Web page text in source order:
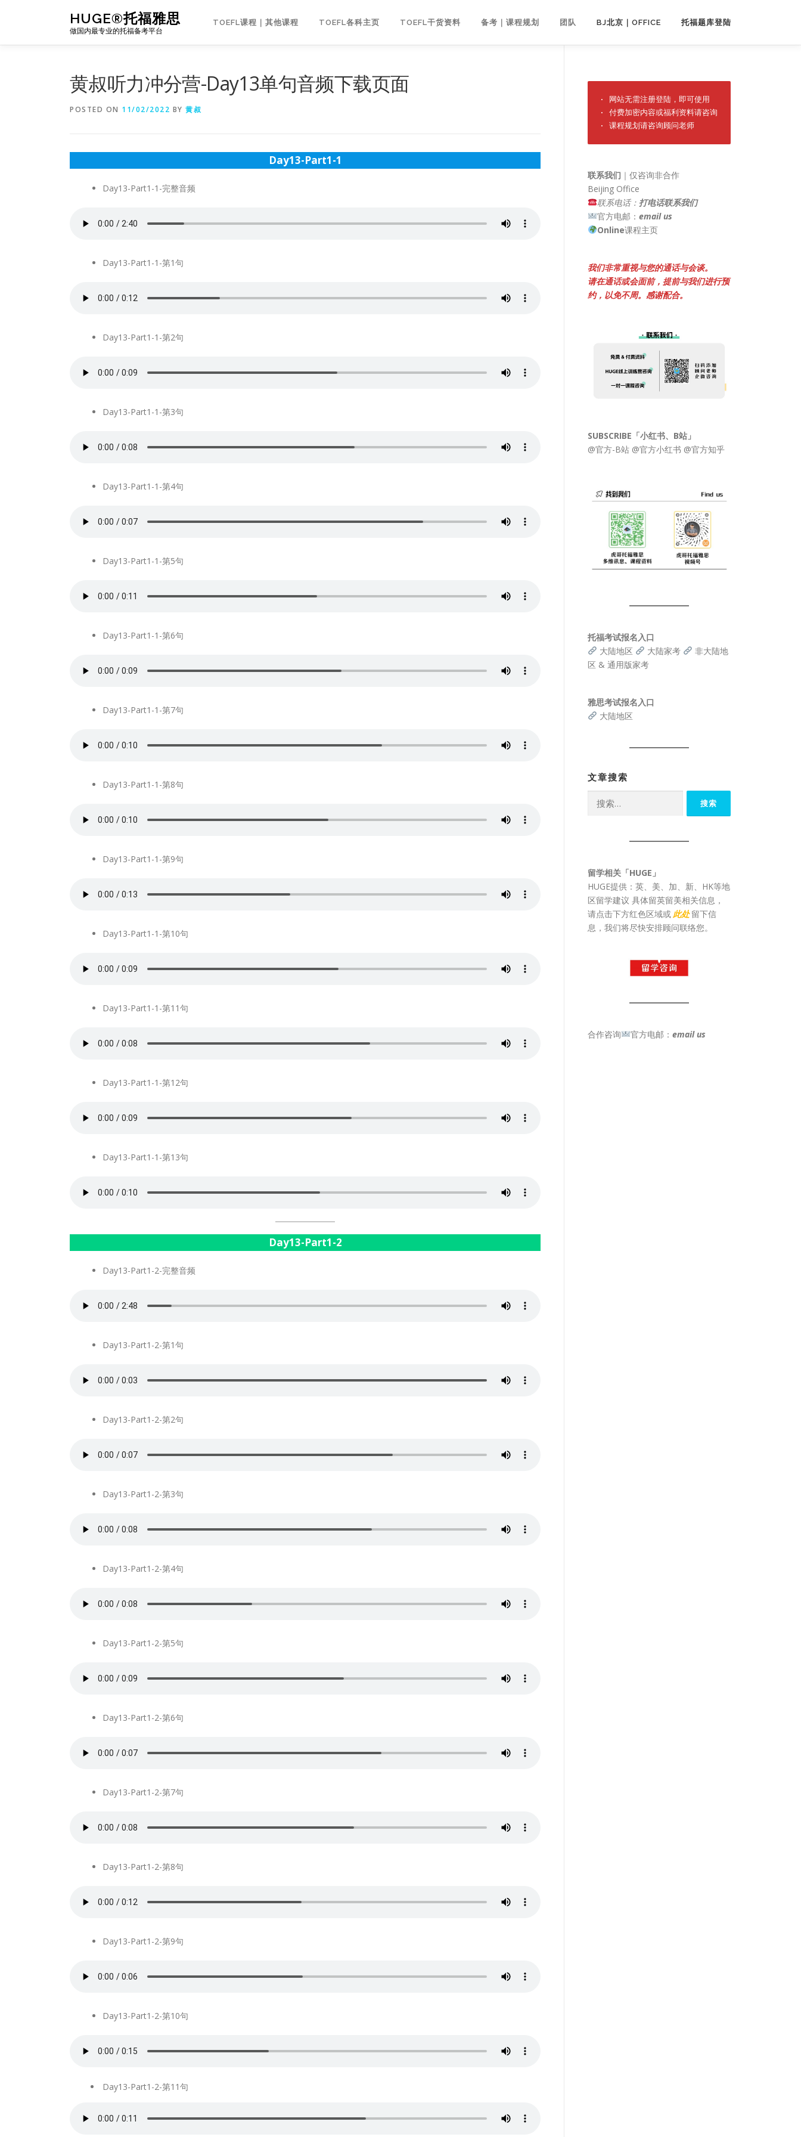
HUGE®托福雅思
做国内最专业的托福备考平台
TOEFL课程｜其他课程 TOEFL各科主页 TOEFL干货资料 备考｜课程规划 团队 BJ北京｜OFFICE 托福题库登陆
黄叔听力冲分营-Day13单句音频下载页面
POSTED ON 11/02/2022 BY 黄叔
Day13-Part1-1
Day13-Part1-1-完整音频
Day13-Part1-1-第1句
Day13-Part1-1-第2句
Day13-Part1-1-第3句
Day13-Part1-1-第4句
Day13-Part1-1-第5句
Day13-Part1-1-第6句
Day13-Part1-1-第7句
Day13-Part1-1-第8句
Day13-Part1-1-第9句
Day13-Part1-1-第10句
Day13-Part1-1-第11句
Day13-Part1-1-第12句
Day13-Part1-1-第13句
Day13-Part1-2
Day13-Part1-2-完整音频
Day13-Part1-2-第1句
Day13-Part1-2-第2句
Day13-Part1-2-第3句
Day13-Part1-2-第4句
Day13-Part1-2-第5句
Day13-Part1-2-第6句
Day13-Part1-2-第7句
Day13-Part1-2-第8句
Day13-Part1-2-第9句
Day13-Part1-2-第10句
Day13-Part1-2-第11句
· 网站无需注册登陆，即可使用
· 付费加密内容或福利资料请咨询
· 课程规划请咨询顾问老师
联系我们 ｜仅咨询非合作
Beijing Office
联系电话： 打电话联系我们
官方电邮： email us
Online课程主页
我们非常重视与您的通话与会谈。
请在通话或会面前，提前与我们进行预
约，以免不周。感谢配合。
SUBSCRIBE「小红书、B站」
@官方-B站 @官方小红书 @官方知乎
托福考试报名入口
大陆地区
大陆家考
非大陆地
区 & 通用版家考
雅思考试报名入口
大陆地区
文章搜索
索：
留学相关「HUGE」
HUGE提供：英、美、加、新、HK等地
区留学建议 具体留英留美相关信息，
请点击下方红色区域或此处 留下信
息，我们将尽快安排顾问联络您。
合作咨询 官方电邮： email us